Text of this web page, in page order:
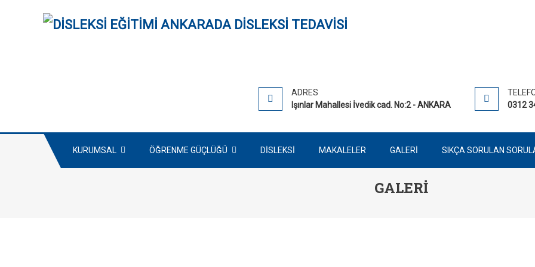
ADRES
Işınlar Mahallesi İvedik cad. No:2 - ANKARA
0312
KURUMSAL ÖĞRENME GÜÇLÜĞÜ DİSLEKSİ MAKALELER GALERİ SIKÇA SORULAN
GALERI